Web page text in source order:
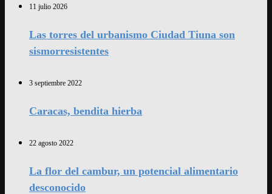
11 julio 2026
Las torres del urbanismo Ciudad Tiuna son
sismorresistentes
3 septiembre 2022
Caracas, bendita hierba
22 agosto 2022
La flor del cambur, un potencial alimentario
desconocido